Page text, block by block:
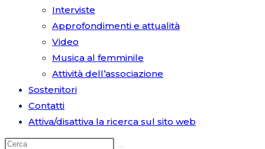
Interviste
Approfondimenti e attualità
Video
Musica al femminile
Attività dell’associazione
Sostenitori
Contatti
Attiva/disattiva la ricerca sul sito web